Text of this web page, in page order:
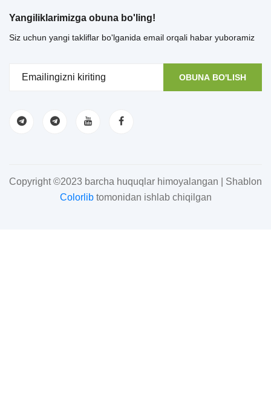
Yangiliklarimizga obuna bo'ling!
Siz uchun yangi takliflar bo'lganida email orqali habar yuboramiz
OBUNA BO'LISH
Copyright ©2023 barcha huquqlar himoyalangan | Shablon
Colorlibtomonidan ishlab chiqilgan